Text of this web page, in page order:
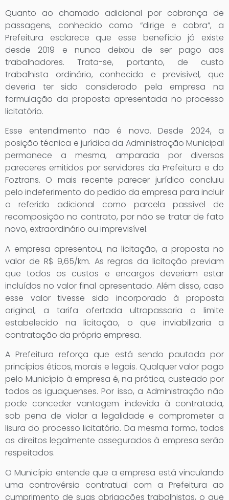
Quanto ao chamado adicional por cobrança de
passagens, conhecido como “dirige e cobra”, a
Prefeitura esclarece que esse benefício já existe
desde 2019 e nunca deixou de ser pago aos
trabalhadores. Trata-se, portanto, de custo
trabalhista ordinário, conhecido e previsível, que
deveria ter sido considerado pela empresa na
formulação da proposta apresentada no processo
licitatório.
Esse entendimento não é novo. Desde 2024, a
posição técnica e jurídica da Administração Municipal
permanece a mesma, amparada por diversos
pareceres emitidos por servidores da Prefeitura e do
Foztrans. O mais recente parecer jurídico concluiu
pelo indeferimento do pedido da empresa para incluir
o referido adicional como parcela passível de
recomposição no contrato, por não se tratar de fato
novo, extraordinário ou imprevisível.
A empresa apresentou, na licitação, a proposta no
valor de R$ 9,65/km. As regras da licitação previam
que todos os custos e encargos deveriam estar
incluídos no valor final apresentado. Além disso, caso
esse valor tivesse sido incorporado à proposta
original, a tarifa ofertada ultrapassaria o limite
estabelecido na licitação, o que inviabilizaria a
contratação da própria empresa.
A Prefeitura reforça que está sendo pautada por
princípios éticos, morais e legais. Qualquer valor pago
pelo Município à empresa é, na prática, custeado por
todos os iguaçuenses. Por isso, a Administração não
pode conceder vantagem indevida à contratada,
sob pena de violar a legalidade e comprometer a
lisura do processo licitatório. Da mesma forma, todos
os direitos legalmente assegurados à empresa serão
respeitados.
O Município entende que a empresa está vinculando
uma controvérsia contratual com a Prefeitura ao
cumprimento de suas obrigações trabalhistas, o que